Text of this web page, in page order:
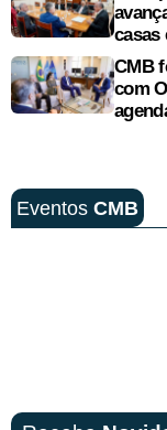
casas
CMB
com
Eventos CMB